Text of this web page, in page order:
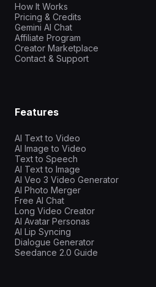
How It Works
Pricing & Credits
Gemini AI Chat
Affiliate Program
Creator Marketplace
Contact & Support
Features
AI Text to Video
AI Image to Video
Text to Speech
AI Text to Image
AI Veo 3 Video Generator
AI Photo Merger
Free AI Chat
Long Video Creator
AI Avatar Personas
AI Lip Syncing
Dialogue Generator
Seedance 2.0 Guide